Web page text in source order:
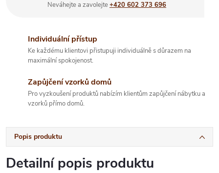
Neváhejte a zavolejte+420 602 373 696
Individuální přístup
Ke každému klientovi přistupuji individuálně s důrazem na
maximální spokojenost.
Zapůjčení vzorků domů
Pro vyzkoušení produktů nabízím klientům zapůjčení nábytku a
vzorků přímo domů.
Popis produktu
Detailní popis produktu